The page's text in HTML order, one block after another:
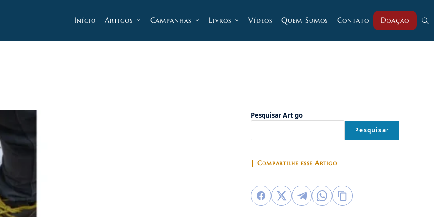
Início Artigos Campanhas Livros Vídeos Quem Somos Contato Doação
Pesquisar Artigo
Pesquisar
| Compartilhe esse Artigo